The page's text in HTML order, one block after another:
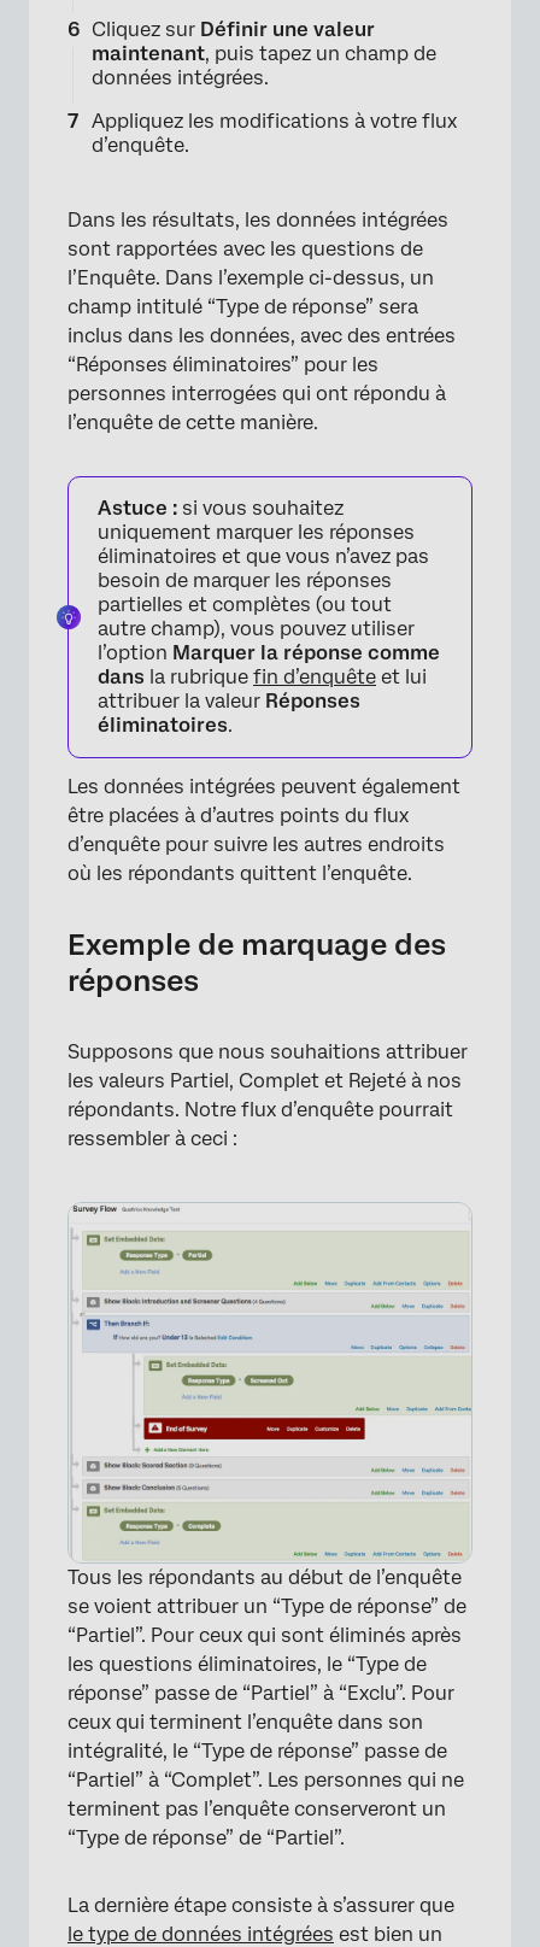
×
×
×
Cliquez sur Définir une valeur
maintenant, puis tapez un champ de
données intégrées.
Appliquez les modifications à votre flux
d’enquête.
Dans les résultats, les données intégrées
sont rapportées avec les questions de
l’Enquête. Dans l’exemple ci-dessus, un
champ intitulé “Type de réponse” sera
inclus dans les données, avec des entrées
“Réponses éliminatoires” pour les
personnes interrogées qui ont répondu à
l’enquête de cette manière.
Astuce : si vous souhaitez
uniquement marquer les réponses
éliminatoires et que vous n’avez pas
besoin de marquer les réponses
partielles et complètes (ou tout
autre champ), vous pouvez utiliser
l’option Marquer la réponse comme
dans la rubrique fin d’enquête et lui
attribuer la valeur Réponses
éliminatoires.
Les données intégrées peuvent également
être placées à d’autres points du flux
d’enquête pour suivre les autres endroits
où les répondants quittent l’enquête.
Exemple de marquage des
réponses
Supposons que nous souhaitions attribuer
les valeurs Partiel, Complet et Rejeté à nos
répondants. Notre flux d’enquête pourrait
ressembler à ceci :
Tous les répondants au début de l’enquête
se voient attribuer un “Type de réponse” de
“Partiel”. Pour ceux qui sont éliminés après
les questions éliminatoires, le “Type de
réponse” passe de “Partiel” à “Exclu”. Pour
ceux qui terminent l’enquête dans son
intégralité, le “Type de réponse” passe de
“Partiel” à “Complet”. Les personnes qui ne
terminent pas l’enquête conserveront un
“Type de réponse” de “Partiel”.
La dernière étape consiste à s’assurer que
le type de données intégrées est bien un